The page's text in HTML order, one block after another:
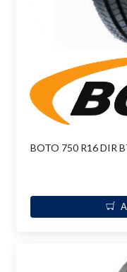
BOTO 750 R16 DIR